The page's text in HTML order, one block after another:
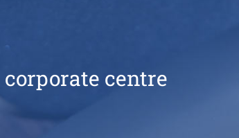
corporate centre